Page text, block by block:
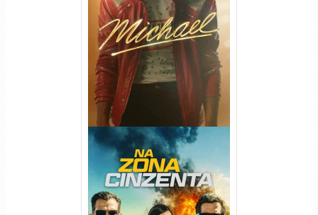
Michael Torrent (2026) WEB-
DL 1080p/4K Dual Áudio